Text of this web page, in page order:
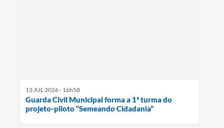
13 JUL 2026 - 16h58
Guarda Civil Municipal forma a 1ª turma do
projeto-piloto “Semeando Cidadania”